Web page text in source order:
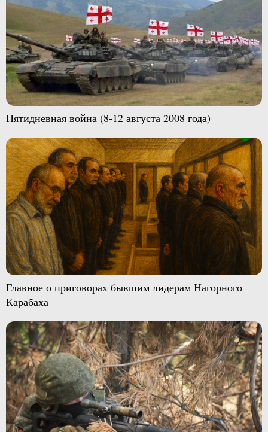
Пятидневная война (8-12 августа 2008 года)
Главное о приговорах бывшим лидерам Нагорного
Карабаха